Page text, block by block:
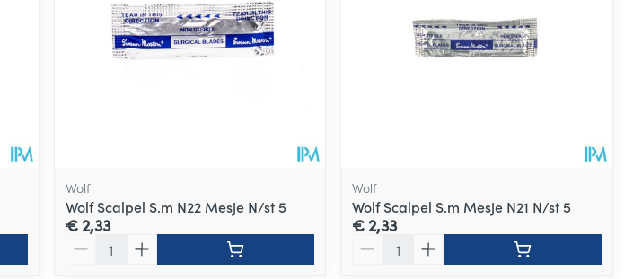
Wolf
Wolf Scalpel S.m N22 Mesje N/st 5
€ 2,33
Wolf
Wolf Scalpel S.m Mesje N21 N/st 5
€ 2,33